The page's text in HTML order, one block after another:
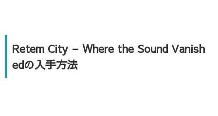
Retem City – Where the Sound Vanish
edの入手方法